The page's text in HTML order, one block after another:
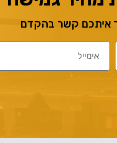
איתכם קשר בהקדם